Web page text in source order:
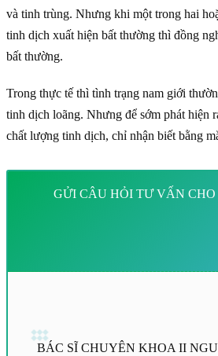
và tinh trùng. Nhưng khi một trong hai
tinh dịch xuất hiện bất thường thì đồng
bất thường.
Trong thực tế thì tình trạng nam giới
tinh dịch loãng. Nhưng để sớm phát hiện
chất lượng tinh dịch, chỉ nhận biết bằng
GỬI CÂU HỎI TƯ VẤN
BÁC SĨ CHUYÊN KHOA II